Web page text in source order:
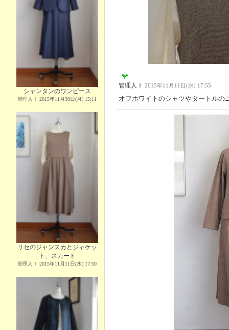
シャンタンのワンピース
管理人Ｉ 2015年11月30日(月) 15:11
リセのジャンスカとジャケッ
ト、スカート
管理人Ｉ 2015年11月11日(水) 17:50
管理人Ｉ 2015年11月11日(水) 17:55
オフホワイトのシャツやタートルの